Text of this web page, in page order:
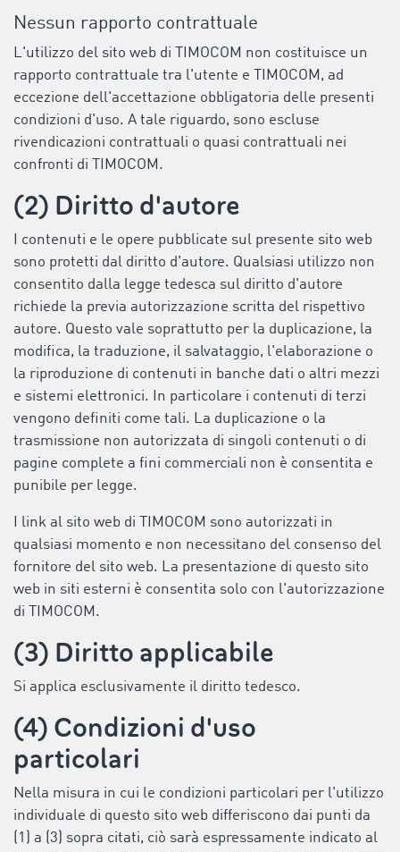
Nessun rapporto contrattuale
L'utilizzo del sito web di TIMOCOM non costituisce un
rapporto contrattuale tra l'utente e TIMOCOM, ad
eccezione dell'accettazione obbligatoria delle presenti
condizioni d'uso. A tale riguardo, sono escluse
rivendicazioni contrattuali o quasi contrattuali nei
confronti di TIMOCOM.
(2) Diritto d'autore
I contenuti e le opere pubblicate sul presente sito web
sono protetti dal diritto d'autore. Qualsiasi utilizzo non
consentito dalla legge tedesca sul diritto d'autore
richiede la previa autorizzazione scritta del rispettivo
autore. Questo vale soprattutto per la duplicazione, la
modifica, la traduzione, il salvataggio, l'elaborazione o
la riproduzione di contenuti in banche dati o altri mezzi
e sistemi elettronici. In particolare i contenuti di terzi
vengono definiti come tali. La duplicazione o la
trasmissione non autorizzata di singoli contenuti o di
pagine complete a fini commerciali non è consentita e
punibile per legge.
I link al sito web di TIMOCOM sono autorizzati in
qualsiasi momento e non necessitano del consenso del
fornitore del sito web. La presentazione di questo sito
web in siti esterni è consentita solo con l'autorizzazione
di TIMOCOM.
(3) Diritto applicabile
Si applica esclusivamente il diritto tedesco.
(4) Condizioni d'uso
particolari
Nella misura in cui le condizioni particolari per l'utilizzo
individuale di questo sito web differiscono dai punti da
(1) a (3) sopra citati, ciò sarà espressamente indicato al